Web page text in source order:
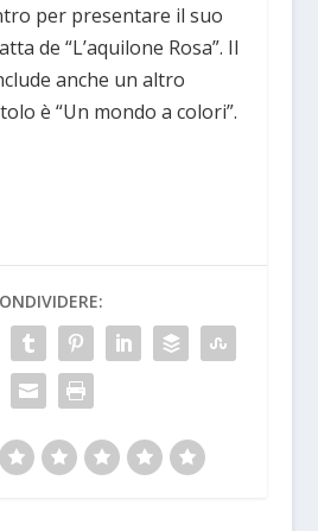
per presentare il suo
de “L’aquilone Rosa”. Il
anche un altro
è “Un mondo a colori”.